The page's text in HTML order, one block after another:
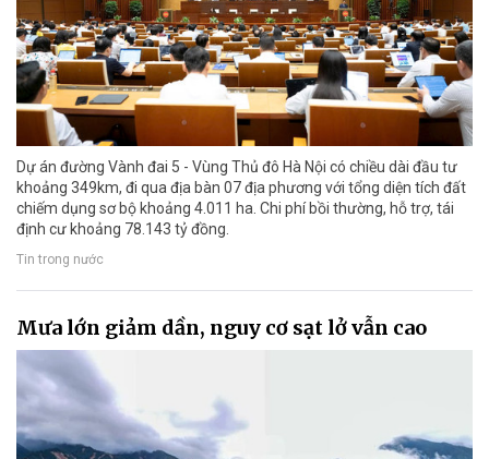
Dự án đường Vành đai 5 - Vùng Thủ đô Hà Nội có chiều dài đầu tư
khoảng 349km, đi qua địa bàn 07 địa phương với tổng diện tích đất
chiếm dụng sơ bộ khoảng 4.011 ha. Chi phí bồi thường, hỗ trợ, tái
định cư khoảng 78.143 tỷ đồng.
Tin trong nước
Mưa lớn giảm dần, nguy cơ sạt lở vẫn cao